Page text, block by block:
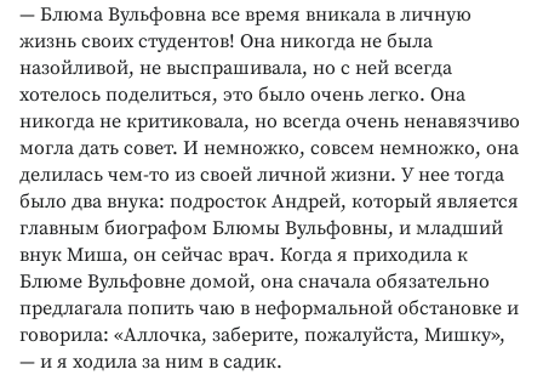
— Блюма Вульфовна все время вникала в личную
жизнь своих студентов! Она никогда не была
назойливой, не выспрашивала, но с ней всегда
хотелось поделиться, это было очень легко. Она
никогда не критиковала, но всегда очень ненавязчиво
могла дать совет. И немножко, совсем немножко, она
делилась чем-то из своей личной жизни. У нее тогда
было два внука: подросток Андрей, который является
главным биографом Блюмы Вульфовны, и младший
внук Миша, он сейчас врач. Когда я приходила к
Блюме Вульфовне домой, она сначала обязательно
предлагала попить чаю в неформальной обстановке и
говорила: «Аллочка, заберите, пожалуйста, Мишку»,
— и я ходила за ним в садик.